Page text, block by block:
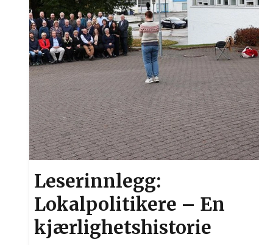
Leserinnlegg:
Lokalpolitikere – En
kjærlighetshistorie